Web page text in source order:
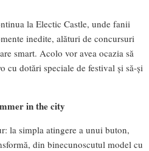
la Electic Castle, unde fanii
inedite, alături de concursuri
smart. Acolo vor avea ocazia să
cu dotări speciale de festival și să-și
in the city
la simpla atingere a unui buton,
din binecunoscutul model cu